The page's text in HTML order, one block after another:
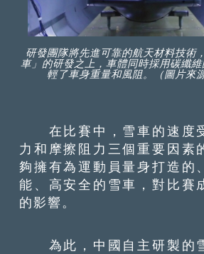
研發團隊將先進可靠的航天材料技術
車」的研發之上，車體同時採用碳纖
輕了車身重量和風阻。（圖片來
在比賽中，雪車的速度
力和摩擦阻力三個重要因素
夠擁有為運動員量身打造的
能、高安全的雪車，對比賽
的影響。
為此，中國自主研製的